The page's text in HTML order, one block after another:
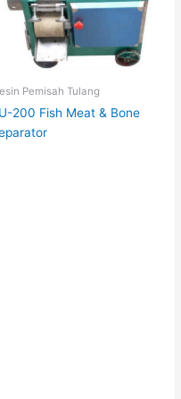
Pemisah Tulang
200 Fish Meat & Bone